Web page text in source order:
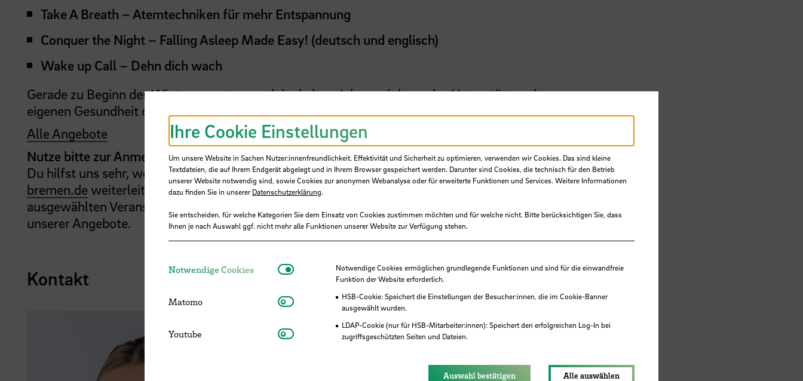
Take A Breath – Atemtechniken für mehr Entspannung
Conquer the Night – Falling Asleep Made Easy! (deutsch und englisch)
Wake up Call – Dehn dich wach
Gerade zu Beginn des Wintersemesters und der kalten Jahreszeit kann das Unterstützen der
eigenen Gesundheit dir helfen, gut durch das nächste Semester zu kommen.
Alle Angebote
Nutze bitte zur Anmeldung deine Hochschuladresse.
Du hilfst uns sehr, wenn du deine Anmeldung nach Erhalt einmal anjohanna.guenther@hs-
bremen.de weiterleitest. Dies ist natürlich freiwillig. Deine Teilnahme an der von dir
ausgewählten Veranstaltung wird anonym ausgewertet und dient damit der Verbesserung
unserer Angebote.
Kontakt
Ihre Cookie Einstellungen
Um unsere Website in Sachen Nutzer:innenfreundlichkeit, Effektivität und Sicherheit zu optimieren, verwenden wir Cookies. Das sind kleine
Textdateien, die auf Ihrem Endgerät abgelegt und in Ihrem Browser gespeichert werden. Darunter sind Cookies, die technisch für den Betrieb
unserer Website notwendig sind, sowie Cookies zur anonymen Webanalyse oder für erweiterte Funktionen und Services. Weitere Informationen
dazu finden Sie in unsererDatenschutzerklärung.
Sie entscheiden, für welche Kategorien Sie dem Einsatz von Cookies zustimmen möchten und für welche nicht. Bitte berücksichtigen Sie, dass
Ihnen je nach Auswahl ggf. nicht mehr alle Funktionen unserer Website zur Verfügung stehen.
Notwendige Cookies Notwendige CookiesNotwendige Cookies ermöglichen grundlegende Funktionen und sind für die einwandfreie
Funktion der Website erforderlich.
HSB-Cookie: Speichert die Einstellungen der Besucher:innen, die im Cookie-Banner
ausgewählt wurden.
LDAP-Cookie (nur für HSB-Mitarbeiter:innen): Speichert den erfolgreichen Log-In bei
zugriffsgeschützten Seiten und Dateien.
Matomo Matomo
Youtube Youtube
Auswahl bestätigen Alle auswählen